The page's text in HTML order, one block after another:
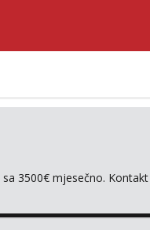
3500€ mjesečno.